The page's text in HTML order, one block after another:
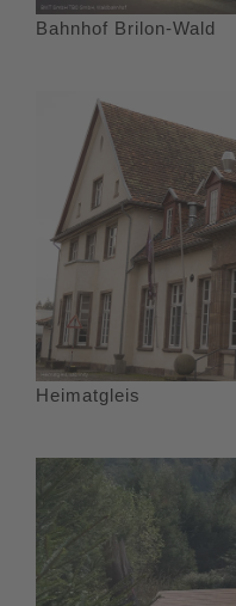
Bahnhof Brilon-Wald
Heimatgleis